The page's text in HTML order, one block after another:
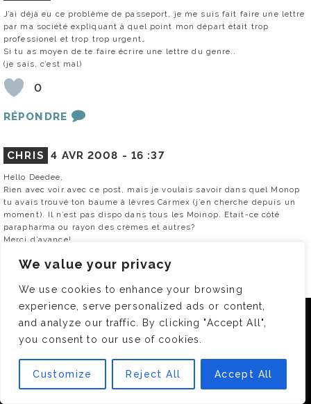
We value your privacy
We use cookies to enhance your browsing
experience, serve personalized ads or content,
and analyze our traffic. By clicking "Accept All",
you consent to our use of cookies.
Customize Reject All Accept All
J’ai déjà eu ce problème de passeport, je me suis fait faire une lettre
par ma société expliquant à quel point mon départ était trop
professionel et trop trop urgent…
Si tu as moyen de te faire écrire une lettre du genre..
(je sais, c’est mal)
0
RÉPONDRE
CHRIS 4 AVR 2008 - 16 :37
Hello Deedee,
Rien avec voir avec ce post, mais je voulais savoir dans quel Monop
tu avais trouvé ton baume à lèvres Carmex (j’en cherche depuis un
moment). Il n’est pas dispo dans tous les Moinop. Etait-ce côté
parapharma ou rayon des crèmes et autres?
Merci d’avance!
RÉPONDRE
LILOU 4 AVR 2008 -16 :45
a partout. Je te conseil de te balader dans le quartier de l’hivernage,
il y a un resto-lounge qui s’appelle
Nous utilisons des cookies pour vous garantir la meilleure
expérience sur notre site. Si vous continuez à utiliser ce
dernier, nous considérerons que vous acceptez l'utilisation des
cookies.
OK